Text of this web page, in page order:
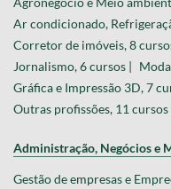
Ar condicionado,
Corretor de imóveis, 8
Jornalismo, 6 cursos |
Gráfica e Impressão 3D, 7
Outras profissões, 11 cursos
Administração, Negócios e
Gestão de empresas e